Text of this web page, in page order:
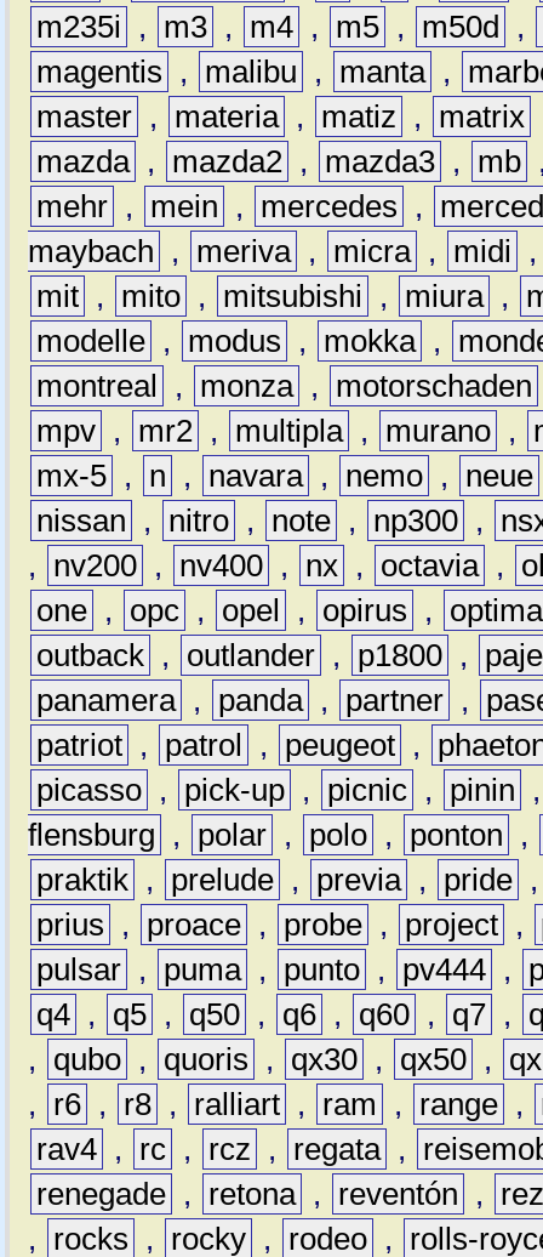
m235i
, m3 , m4 , m5 , m50d ,
magentis
, malibu , manta ,
master , materia , matiz , matrix
mazda , mazda2 , mazda3 , mb
mehr , mein , mercedes ,
maybach
, meriva , micra , midi
mit , mito , mitsubishi , miura ,
modelle , modus , mokka ,
montreal
, monza , motorschaden
mpv , mr2 , multipla , murano ,
mx-5 , n , navara , nemo , neue
nissan
, nitro , note , np300 ,
,
nv200 , nv400 , nx , octavia ,
one , opc , opel , opirus ,
optima
outback , outlander , p1800 ,
panamera , panda , partner ,
patriot , patrol , peugeot ,
picasso , pick-up , picnic , pinin
flensburg
, polar , polo , ponton
,
praktik , prelude , previa , pride
prius
, proace , probe , project ,
pulsar , puma , punto , pv444 ,
q4 , q5 , q50 , q6 , q60 , q7 ,
,
qubo , quoris , qx30 , qx50 ,
,
r6 , r8 , ralliart , ram , range ,
rav4 , rc , rcz , regata ,
renegade , retona , reventón ,
,
rocks , rocky , rodeo ,
rolls-